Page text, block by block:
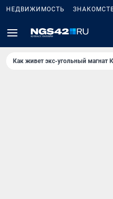
НЕДВИЖИМОСТЬ
Как живет экс-угольный магнат